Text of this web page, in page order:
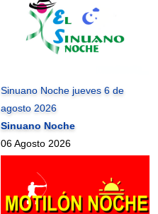
Sinuano Noche jueves 6 de
agosto 2026
Sinuano Noche
06 Agosto 2026